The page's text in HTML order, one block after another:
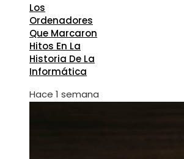
Los
Ordenadores
Que Marcaron
Hitos En La
Historia De La
Informática
Hace 1 semana